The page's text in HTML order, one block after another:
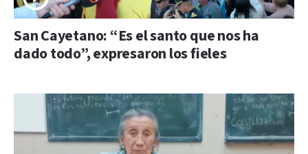
San Cayetano: “Es el santo que nos ha
dado todo”, expresaron los fieles